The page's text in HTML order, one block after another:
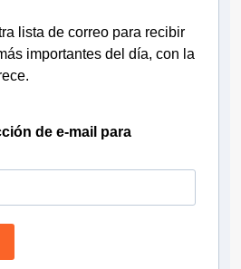
lista de correo para recibir
importantes del día, con la
de e-mail para